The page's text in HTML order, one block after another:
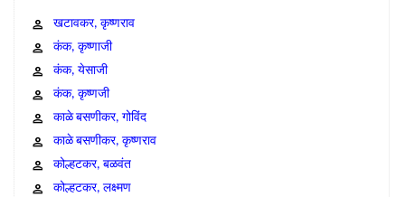
खटावकर, कृष्णराव
कंक, कृष्णाजी
कंक, येसाजी
कंक, कृष्णजी
काळे बसणीकर, गोविंद
काळे बसणीकर, कृष्णराव
कोल्हटकर, बळवंत
कोल्हटकर, लक्ष्मण